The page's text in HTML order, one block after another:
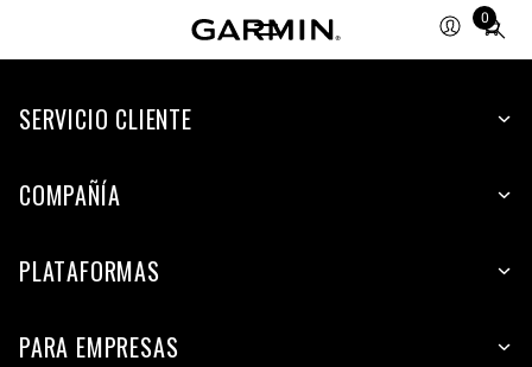
0
Total
items
cart:
SERVICIO CLIENTE
COMPAÑÍA
PLATAFORMAS
PARA EMPRESAS